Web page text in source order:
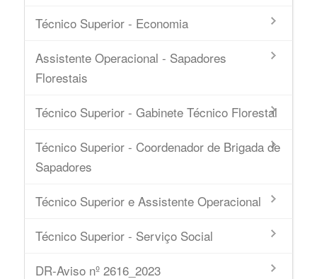
Técnico Superior - Economia
Assistente Operacional - Sapadores
Florestais
Técnico Superior - Gabinete Técnico Florestal
Técnico Superior - Coordenador de Brigada de
Sapadores
Técnico Superior e Assistente Operacional
Técnico Superior - Serviço Social
DR-Aviso nº 2616_2023